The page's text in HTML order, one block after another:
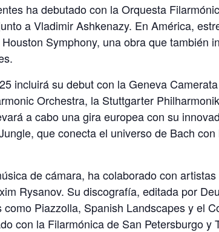
ha debutado con la Orquesta
a Vladimir Ashkenazy. En América,
Symphony, una obra que también
incluirá su debut con la Geneva
Orchestra, la Stuttgarter
a cabo una gira europea con su
que conecta el universo de Bach
de cámara, ha colaborado con
Rysanov. Su discografía, editada por
Piazzolla, Spanish Landscapes y el
con la Filarmónica de San Petersburgo y